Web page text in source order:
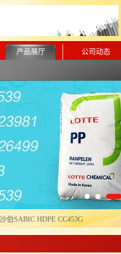
产品展厅 公司动态